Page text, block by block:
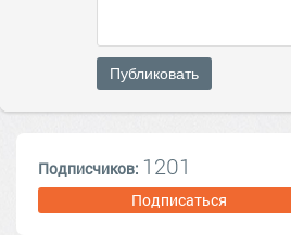
Публиковать
Подписчиков: 1201
Подписаться